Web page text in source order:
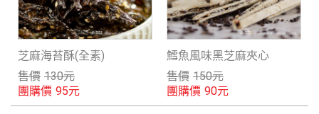
芝麻海苔酥(全素)
售價 130元
團購價 95元
鱈魚風味黑芝麻夾心
售價 150元
團購價 90元